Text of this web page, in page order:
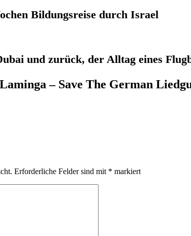
Bildungsreise durch Israel
und zurück, der Alltag eines
– Save The German
Erforderliche Felder sind mit * markiert